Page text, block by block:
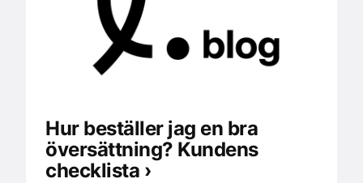
Hur beställer jag en bra
översättning? Kundens
checklista ›